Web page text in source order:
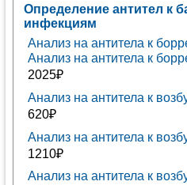
Определение антител к
инфекциям
Анализ на антитела к
Анализ на антитела к
2025₽
Анализ на антитела к
620₽
Анализ на антитела к
1210₽
Анализ на антитела к